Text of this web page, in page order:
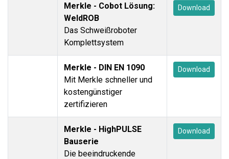
Merkle - Cobot Lösung:
WeldROB
Das Schweißroboter
Komplettsystem
Download
Merkle - DIN EN 1090
Mit Merkle schneller und
kostengünstiger
zertifizieren
Download
Merkle - HighPULSE
Bauserie
Die beeindruckende
Download